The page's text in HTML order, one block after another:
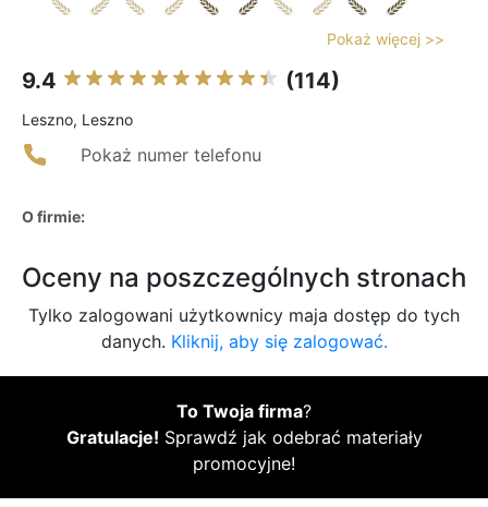
Pokaż więcej >>
9.4 (114)
Leszno, Leszno
Pokaż numer telefonu
O firmie:
Oceny na poszczególnych stronach
Tylko zalogowani użytkownicy maja dostęp do tych
danych. Kliknij, aby się zalogować.
To Twoja firma?
Gratulacje! Sprawdź jak odebrać materiały
promocyjne!